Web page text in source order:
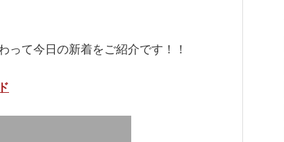
って今日の新着をご紹介です！！